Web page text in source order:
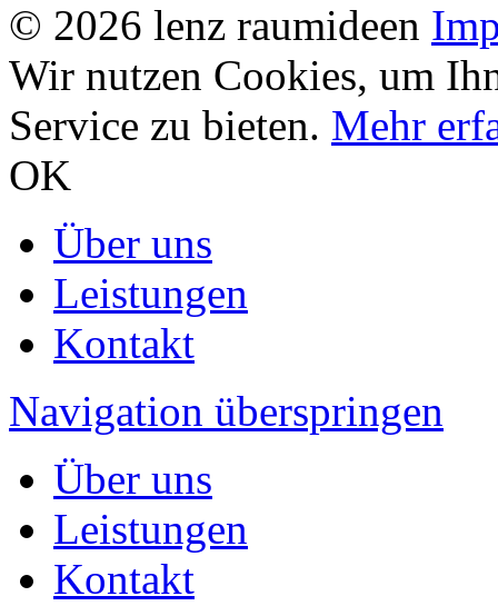
© 2026 lenz raumideen
Wir nutzen Cookies, um
Service zu bieten. Mehr
OK
Über uns
Leistungen
Kontakt
Navigation überspringen
Über uns
Leistungen
Kontakt